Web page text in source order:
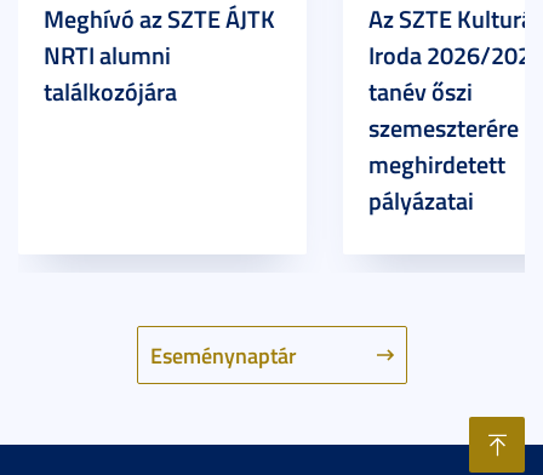
Eseménynaptár
Meghívó az SZTE ÁJTK
NRTI alumni
találkozójára
Az SZTE
Iroda 2026/
tanév őszi
szemeszterére
meghirdetett
pályázatai